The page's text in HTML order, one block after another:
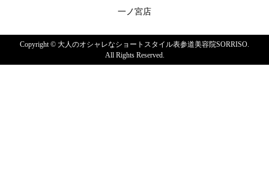
一ノ宮店
Copyright © 大人のオシャレなショートスタイル表参道美容院SORRISO.
All Rights Reserved.